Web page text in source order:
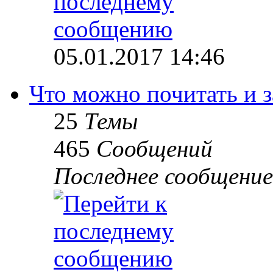
05.01.2017 14:46
Что можно почитать и
25 Темы
465 Сообщений
Последнее сообщение